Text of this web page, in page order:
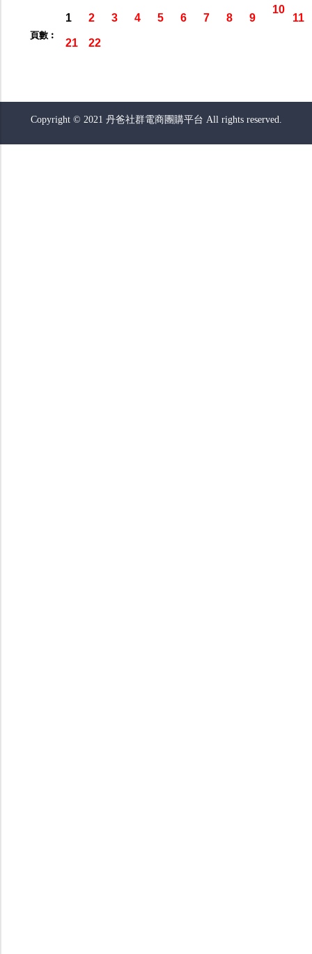
頁數︰
1 2 3 4 5 6 7 8 9
10
11
21 22
Copyright © 2021 丹爸社群電商團購平台 All rights reserved.